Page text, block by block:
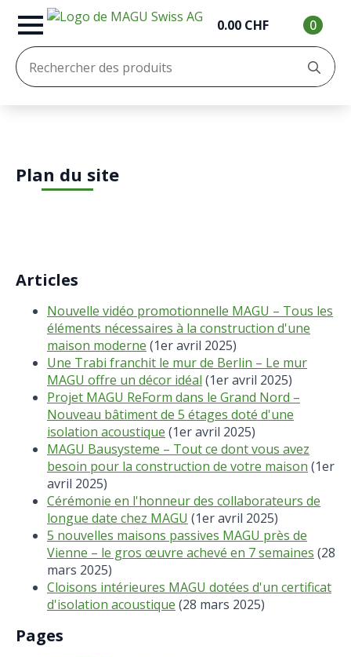
0.00 CHF
0
:
Plan du site
Articles
Nouvelle vidéo promotionnelle MAGU – Tous les
éléments nécessaires à la construction d'une
maison moderne (1er avril 2025)
Une Trabi franchit le mur de Berlin – Le mur
MAGU offre un décor idéal (1er avril 2025)
Projet MAGU ReForm dans le Grand Nord –
Nouveau bâtiment de 5 étages doté d'une
isolation acoustique (1er avril 2025)
MAGU Bausysteme – Tout ce dont vous avez
besoin pour la construction de votre maison (1er
avril 2025)
Cérémonie en l'honneur des collaborateurs de
longue date chez MAGU (1er avril 2025)
5 nouvelles maisons passives MAGU près de
Vienne – le gros œuvre achevé en 7 semaines (28
mars 2025)
Cloisons intérieures MAGU dotées d'un certificat
d'isolation acoustique (28 mars 2025)
Pages